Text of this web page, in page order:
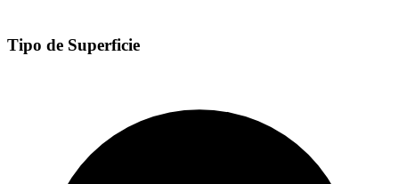
Tipo de Superficie